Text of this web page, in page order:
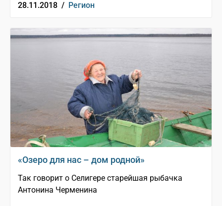
28.11.2018 / Регион
«Озеро для нас – дом родной»
Так говорит о Селигере старейшая рыбачка
Антонина Черменина